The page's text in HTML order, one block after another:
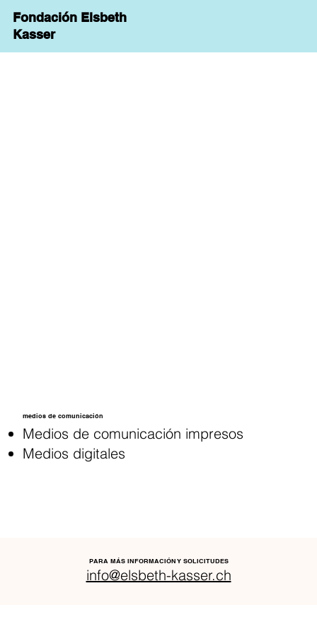
Fondación Elsbeth
Kasser
medios de comunicación
Medios de comunicación impresos
Medios digitales
PARA MÁS INFORMACIÓN Y SOLICITUDES
info@elsbeth-kasser.ch